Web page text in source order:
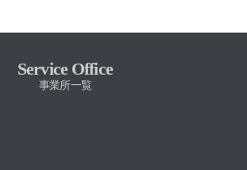
Service Office
事業所一覧